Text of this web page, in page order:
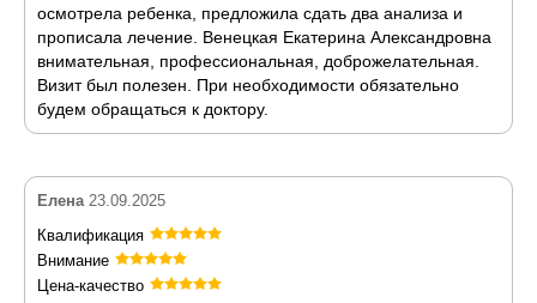
осмотрела ребенка, предложила сдать два анализа и
прописала лечение. Венецкая Екатерина Александровна
внимательная, профессиональная, доброжелательная.
Визит был полезен. При необходимости обязательно
будем обращаться к доктору.
Елена 23.09.2025
Квалификация
Внимание
Цена-качество